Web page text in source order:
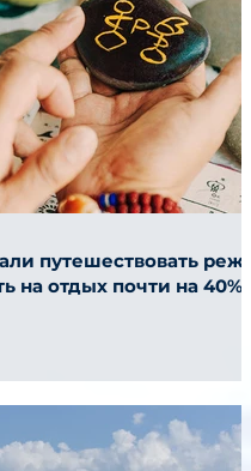
путешествовать реже,
на отдых почти на 40%